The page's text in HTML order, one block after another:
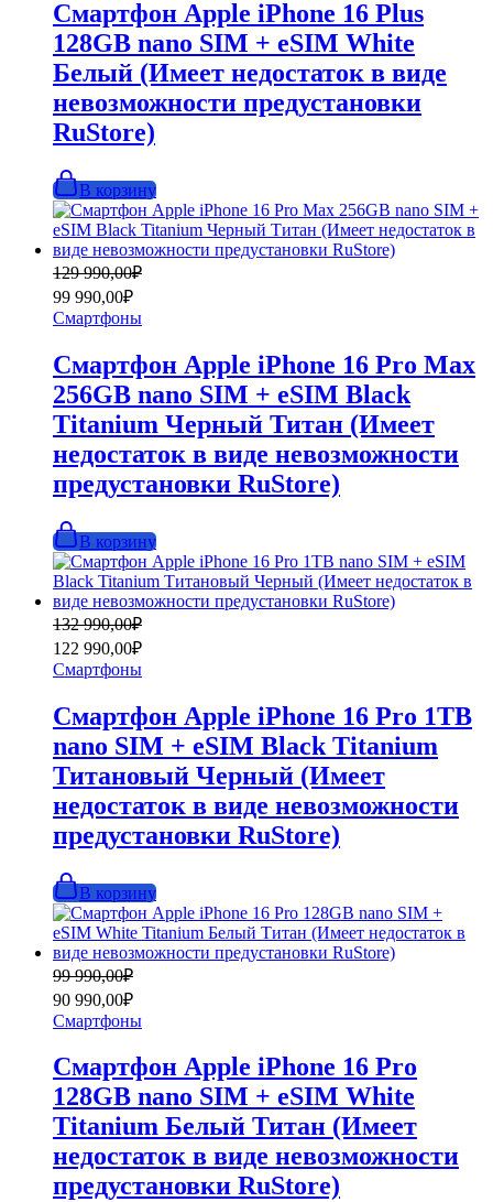
Смартфон Apple iPhone 16 Plus
128GB nano SIM + eSIM White
Белый (Имеет недостаток в виде
невозможности предустановки
RuStore)
В корзину
129 990,00₽
Первоначальная
цена
составляла
129
99 990,00₽
Текущая
цена:
99
990,00₽.
Смартфоны
Смартфон Apple iPhone 16 Pro Max
256GB nano SIM + eSIM Black
Titanium Черный Титан (Имеет
недостаток в виде невозможности
предустановки RuStore)
В корзину
132 990,00₽
Первоначальная
цена
составляла
132
122 990,00₽
Текущая
цена:
122
990,00₽.
Смартфоны
Смартфон Apple iPhone 16 Pro 1TB
nano SIM + eSIM Black Titanium
Титановый Черный (Имеет
недостаток в виде невозможности
предустановки RuStore)
В корзину
99 990,00₽
Первоначальная
цена
составляла
99
990,00₽.
90 990,00₽
Текущая
цена:
90
990,00₽.
Смартфоны
Смартфон Apple iPhone 16 Pro
128GB nano SIM + eSIM White
Titanium Белый Титан (Имеет
недостаток в виде невозможности
предустановки RuStore)